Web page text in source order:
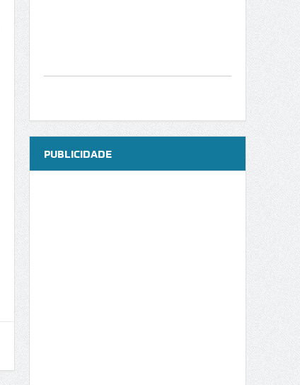
PUBLICIDADE